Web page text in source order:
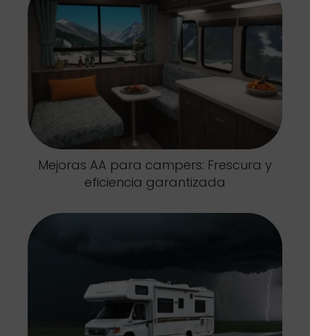
Mejoras AA para campers: Frescura y
eficiencia garantizada